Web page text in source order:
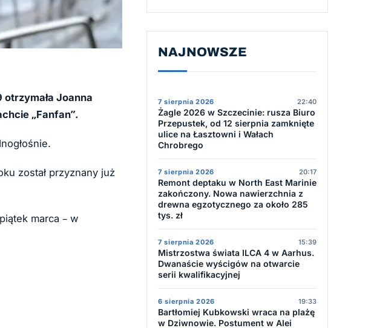
otrzymała Joanna
„Fanfan”.
został przyznany już
marca – w
NAJNOWSZE
7 sierpnia 2026 22:40
Żagle 2026 w Szczecinie: rusza Biuro
Przepustek, od 12 sierpnia zamknięte
ulice na Łasztowni i Wałach
Chrobrego
7 sierpnia 2026 20:17
Remont deptaku w North East Marinie
zakończony. Nowa nawierzchnia z
drewna egzotycznego za około 285
tys. zł
7 sierpnia 2026 15:39
Mistrzostwa świata ILCA 4 w Aarhus.
Dwanaście wyścigów na otwarcie
serii kwalifikacyjnej
6 sierpnia 2026 19:33
Bartłomiej Kubkowski wraca na plażę
w Dziwnowie. Postument w Alei